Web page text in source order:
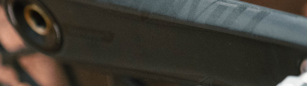
关于我们
服务专区
门店查询